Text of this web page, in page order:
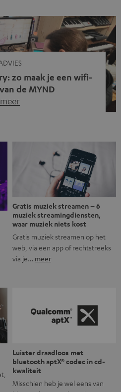
Op straat, in de trein en
dragen steeds meer
met een kabel. De angst voor
Maar wat op het eerste […]
zo maak je een wifi-
de MYND
meer
uren na werktijd heeft het
de MYND uit te breiden met de
wifi te streamen. […]
Gratis muziek streamen – 6
muziek streamingdiensten,
waar muziek niets kost
Gratis muziek streamen op het
web, via een app of rechtstreeks
via je… meer
Luister draadloos met
bluetooth aptX® codec in cd-
kwaliteit
Misschien heb je wel eens van